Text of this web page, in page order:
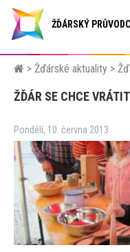
ŽĎÁRSKÝ
> Žďárské aktuality >
ŽĎÁR SE CHCE
Pondělí, 10. června 2013